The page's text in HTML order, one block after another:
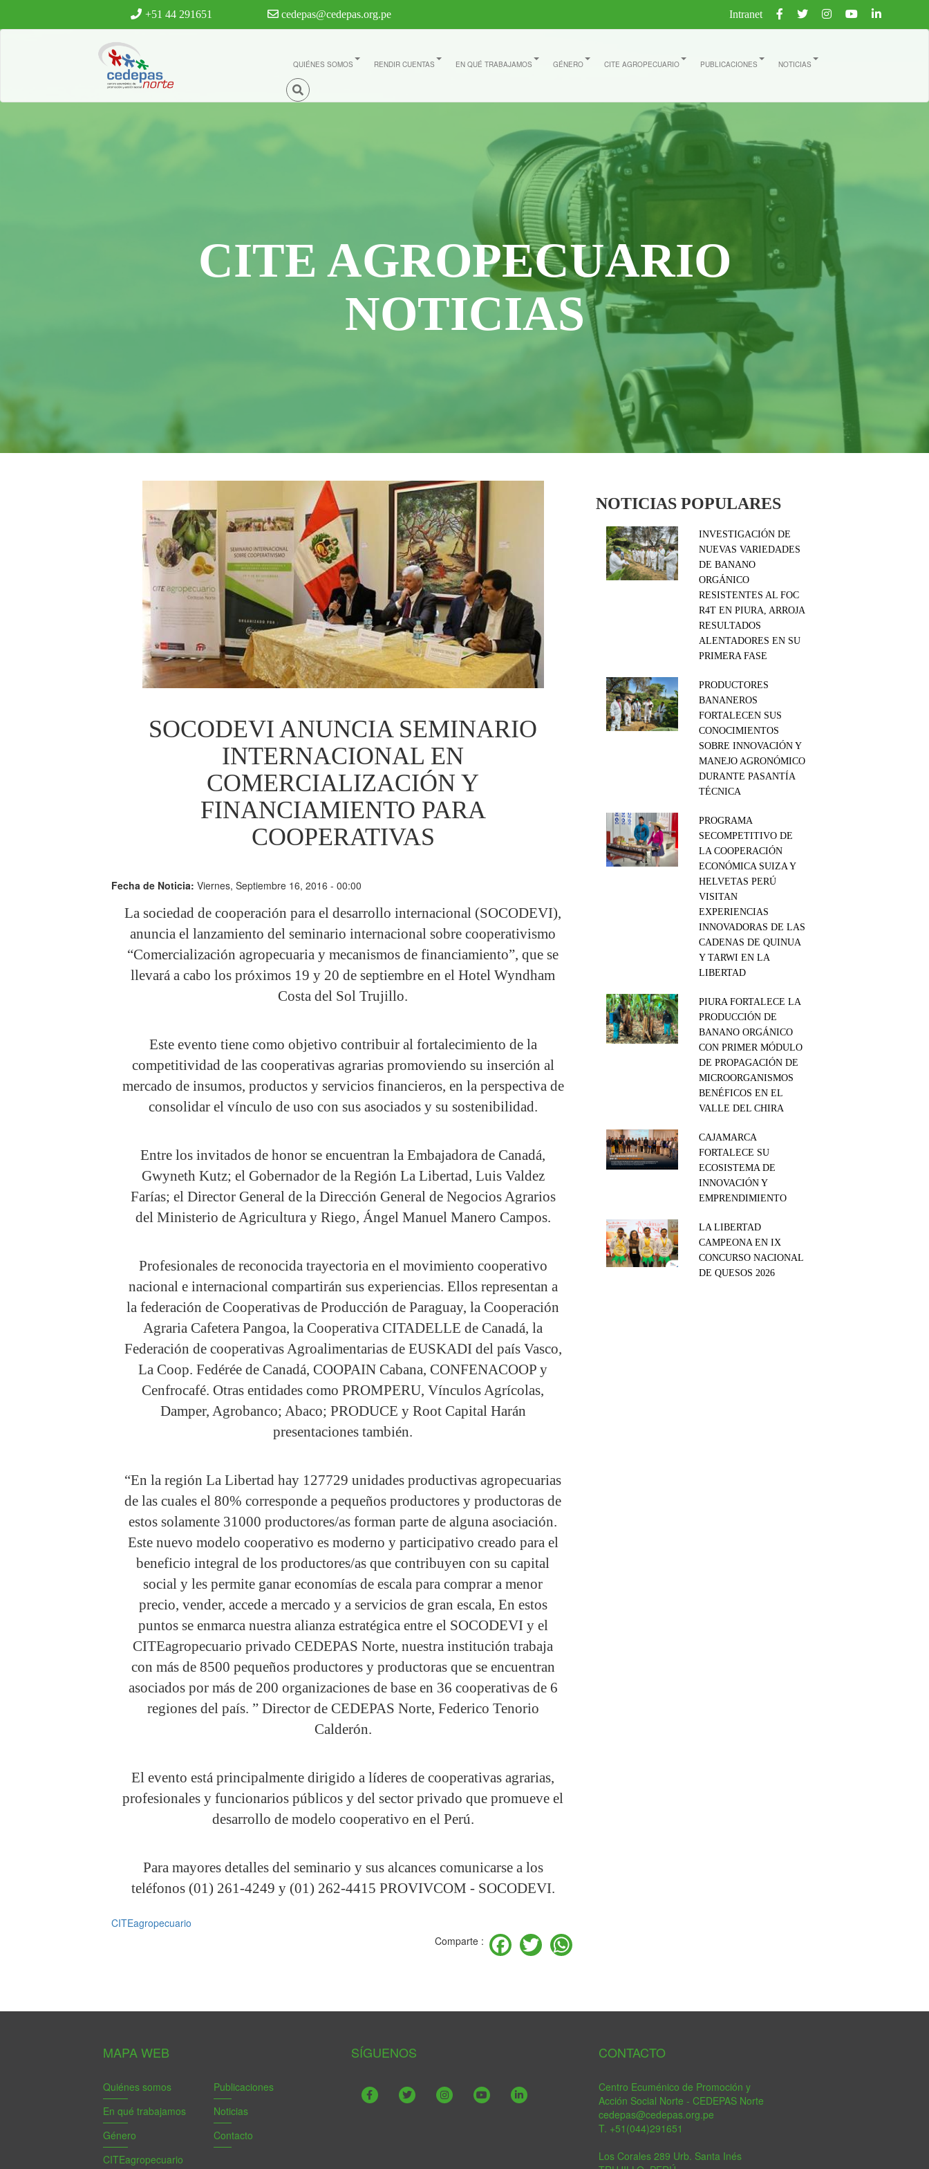
+51 44 291651 cedepas@cedepas.org.pe Intranet
QUIÉNES SOMOS RENDIR CUENTAS EN QUÉ TRABAJAMOS GÉNERO CITE AGROPECUARIO PUBLICACIONES NOTICIAS
CITE AGROPECUARIO
NOTICIAS
SOCODEVI ANUNCIA SEMINARIO
INTERNACIONAL EN
COMERCIALIZACIÓN Y
FINANCIAMIENTO PARA
COOPERATIVAS
Fecha de Noticia:Viernes, Septiembre 16, 2016 - 00:00
La sociedad de cooperación para el desarrollo internacional (SOCODEVI),
anuncia el lanzamiento del seminario internacional sobre cooperativismo
“Comercialización agropecuaria y mecanismos de financiamiento”, que se
llevará a cabo los próximos 19 y 20 de septiembre en el Hotel Wyndham
Costa del Sol Trujillo.
Este evento tiene como objetivo contribuir al fortalecimiento de la
competitividad de las cooperativas agrarias promoviendo su inserción al
mercado de insumos, productos y servicios financieros, en la perspectiva de
consolidar el vínculo de uso con sus asociados y su sostenibilidad.
Entre los invitados de honor se encuentran la Embajadora de Canadá,
Gwyneth Kutz; el Gobernador de la Región La Libertad, Luis Valdez
Farías; el Director General de la Dirección General de Negocios Agrarios
del Ministerio de Agricultura y Riego, Ángel Manuel Manero Campos.
Profesionales de reconocida trayectoria en el movimiento cooperativo
nacional e internacional compartirán sus experiencias. Ellos representan a
la federación de Cooperativas de Producción de Paraguay, la Cooperación
Agraria Cafetera Pangoa, la Cooperativa CITADELLE de Canadá, la
Federación de cooperativas Agroalimentarias de EUSKADI del país Vasco,
La Coop. Fedérée de Canadá, COOPAIN Cabana, CONFENACOOP y
Cenfrocafé. Otras entidades como PROMPERU, Vínculos Agrícolas,
Damper, Agrobanco; Abaco; PRODUCE y Root Capital Harán
presentaciones también.
“En la región La Libertad hay 127729 unidades productivas agropecuarias
de las cuales el 80% corresponde a pequeños productores y productoras de
estos solamente 31000 productores/as forman parte de alguna asociación.
Este nuevo modelo cooperativo es moderno y participativo creado para el
beneficio integral de los productores/as que contribuyen con su capital
social y les permite ganar economías de escala para comprar a menor
precio, vender, accede a mercado y a servicios de gran escala, En estos
puntos se enmarca nuestra alianza estratégica entre el SOCODEVI y el
CITEagropecuario privado CEDEPAS Norte, nuestra institución trabaja
con más de 8500 pequeños productores y productoras que se encuentran
asociados por más de 200 organizaciones de base en 36 cooperativas de 6
regiones del país. ” Director de CEDEPAS Norte, Federico Tenorio
Calderón.
El evento está principalmente dirigido a líderes de cooperativas agrarias,
profesionales y funcionarios públicos y del sector privado que promueve el
desarrollo de modelo cooperativo en el Perú.
Para mayores detalles del seminario y sus alcances comunicarse a los
teléfonos (01) 261-4249 y (01) 262-4415 PROVIVCOM - SOCODEVI.
CITEagropecuario
Comparte :
Facebook
Twitter
NOTICIAS POPULARES
INVESTIGACIÓN DE
NUEVAS VARIEDADES
DE BANANO
ORGÁNICO
RESISTENTES AL FOC
R4T EN PIURA, ARROJA
RESULTADOS
ALENTADORES EN SU
PRIMERA FASE
PRODUCTORES
BANANEROS
FORTALECEN SUS
CONOCIMIENTOS
SOBRE INNOVACIÓN Y
MANEJO AGRONÓMICO
DURANTE PASANTÍA
TÉCNICA
PROGRAMA
SECOMPETITIVO DE
LA COOPERACIÓN
ECONÓMICA SUIZA Y
HELVETAS PERÚ
VISITAN
EXPERIENCIAS
INNOVADORAS DE LAS
CADENAS DE QUINUA
Y TARWI EN LA
LIBERTAD
PIURA FORTALECE LA
PRODUCCIÓN DE
BANANO ORGÁNICO
CON PRIMER MÓDULO
DE PROPAGACIÓN DE
MICROORGANISMOS
BENÉFICOS EN EL
VALLE DEL CHIRA
CAJAMARCA
FORTALECE SU
ECOSISTEMA DE
INNOVACIÓN Y
EMPRENDIMIENTO
LA LIBERTAD
CAMPEONA EN IX
CONCURSO NACIONAL
DE QUESOS 2026
MAPA WEB
Quiénes somos
En qué trabajamos
Género
CITEagropecuario
Publicaciones
Noticias
Contacto
SÍGUENOS CONTACTO
Centro Ecuménico de Promoción y
Acción Social Norte - CEDEPAS Norte
cedepas@cedepas.org.pe
T. +51(044)291651
Los Corales 289 Urb. Santa Inés